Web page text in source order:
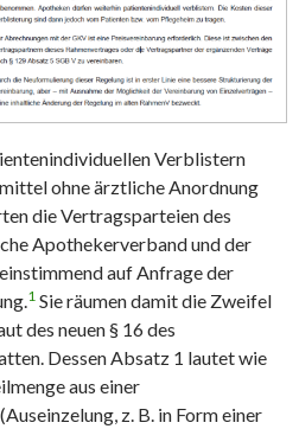
Verblistern
ohne ärztliche Anordnung
die Vertragsparteien des
Apothekerverband und der
auf Anfrage der
1 Sie räumen damit die Zweifel
des neuen § 16 des
Dessen Absatz 1 lautet wie
aus einer
z. B. in Form einer